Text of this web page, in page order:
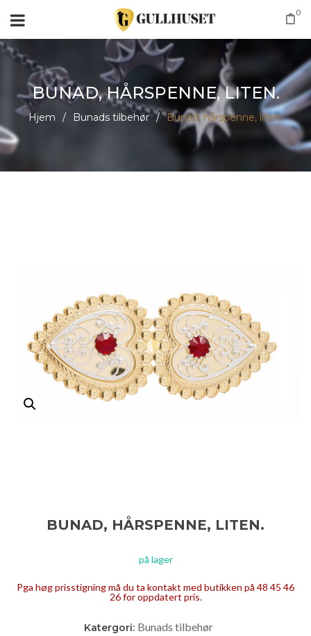
0
BUNAD, HÅRSPENNE, LITEN.
Hjem / Bunads tilbehør / Bunad, hårspenne, liten.
BUNAD, HÅRSPENNE, LITEN.
på lager
Pga høg prisstigning må du ta kontakt med butikken på 48 45 46
26 for oppdatert pris.
Katergori: Bunads tilbehør